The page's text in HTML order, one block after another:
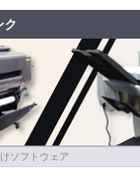
ク
ソフトウェア